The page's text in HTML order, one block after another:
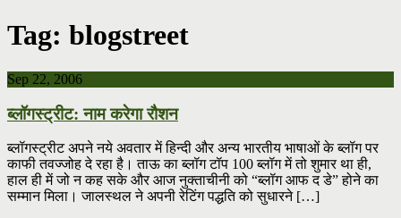
Tag: blogstreet
Sep 22, 2006
ब्लॉगस्ट्रीट: नाम करेगा रौशन
ब्लॉगस्ट्रीट अपने नये अवतार में हिन्दी और अन्य भारतीय भाषाओं के ब्लॉग पर
काफी तवज्जोह दे रहा है। ताऊ का ब्लॉग टॉप 100 ब्लॉग में तो शुमार था ही,
हाल ही में जो न कह सके और आज नुक्ताचीनी को “ब्लॉग आफ द डे” होने का
सम्मान मिला। जालस्थल ने अपनी रेटिंग पद्धति को सुधारने […]